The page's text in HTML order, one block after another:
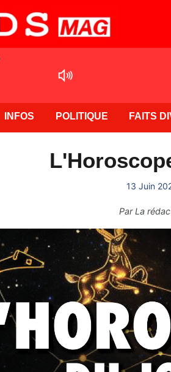
INFOS POLITIQUE FAITS
13 Juin
ParLa